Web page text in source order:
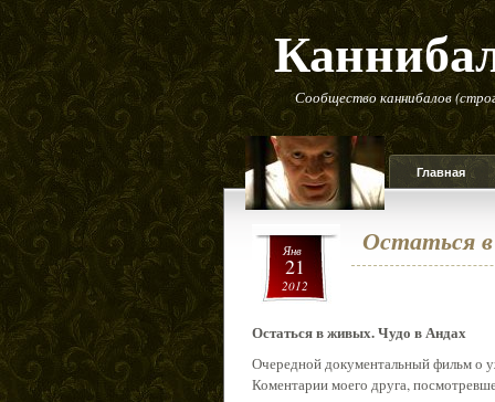
Сообщество каннибалов
Главная
Янв
21
2012
Остаться
Остаться в живых. Чудо в Андах
Очередной документальный фильм о
Коментарии моего друга,